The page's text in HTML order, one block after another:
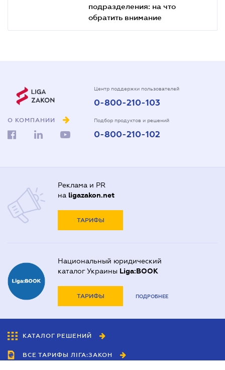
подразделения: на что
обратить внимание
О КОМПАНИИ
Центр поддержки пользователей
0-800-210-103
Подбор продуктов и решений
0-800-210-102
Реклама и PR
на ligazakon.net
ТАРИФЫ
Национальный юридический
каталог Украины Liga:BOOK
ТАРИФЫ ПОДРОБНЕЕ
КАТАЛОГ РЕШЕНИЙ
ВСЕ ТАРИФЫ ЛІГА:ЗАКОН